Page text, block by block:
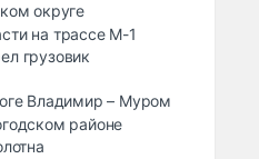
округе
на трассе М-1
грузовик
Владимир – Муром
районе